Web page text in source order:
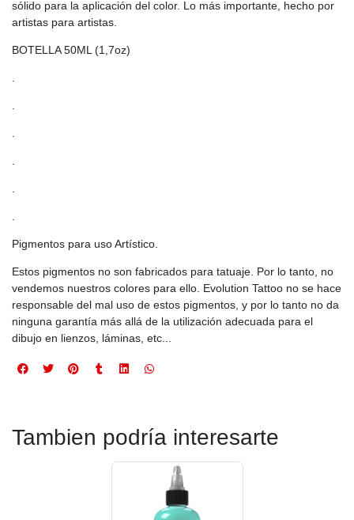
sólido para la aplicación del color. Lo más importante, hecho por
artistas para artistas.
BOTELLA 50ML (1,7oz)
.
.
.
.
.
.
Pigmentos para uso Artístico.
Estos pigmentos no son fabricados para tatuaje. Por lo tanto, no
vendemos nuestros colores para ello. Evolution Tattoo no se hace
responsable del mal uso de estos pigmentos, y por lo tanto no da
ninguna garantía más allá de la utilización adecuada para el
dibujo en lienzos, láminas, etc...
Tambien podría interesarte